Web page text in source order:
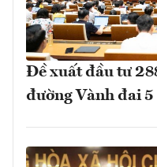
Đề xuất đầu tư
đường Vành đai